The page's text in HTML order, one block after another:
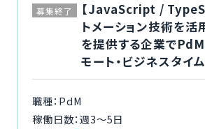
募集終了
【JavaScript /
トメーション技術を活
を提供する企業でPdM
モート・ビジネスタイ
職種：PdM
稼働日数：週3〜5日